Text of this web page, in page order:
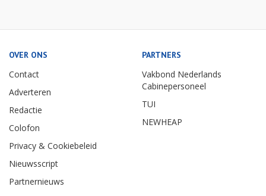
OVER ONS
Contact
Adverteren
Redactie
Colofon
Privacy & Cookiebeleid
Nieuwsscript
Partnernieuws
PARTNERS
Vakbond Nederlands
Cabinepersoneel
TUI
NEWHEAP